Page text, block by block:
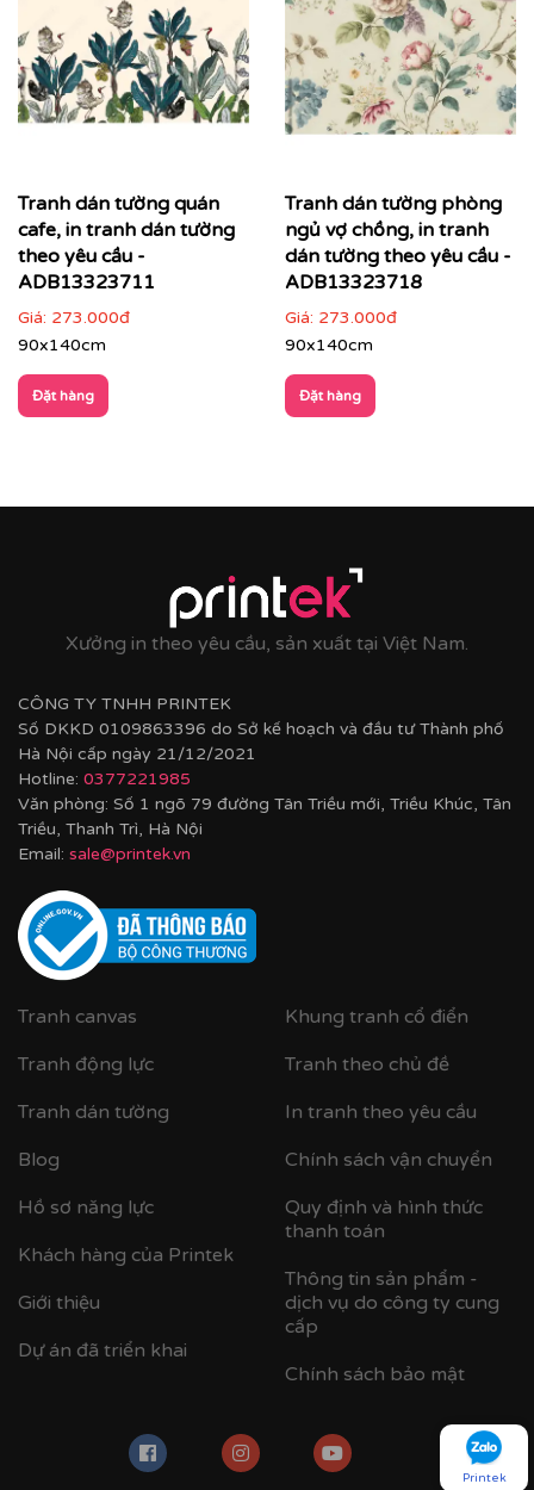
Tranh dán tường quán
cafe, in tranh dán tường
theo yêu cầu -
ADB13323711
Giá: 273.000đ
90x140cm
Đặt hàng
Tranh dán tường phòng
ngủ vợ chồng, in tranh
dán tường theo yêu cầu -
ADB13323718
Giá: 273.000đ
90x140cm
Đặt hàng
Xưởng in theo yêu cầu, sản xuất tại Việt Nam.
CÔNG TY TNHH PRINTEK
Số DKKD 0109863396 do Sở kế hoạch và đầu tư Thành phố
Hà Nội cấp ngày 21/12/2021
Hotline: 0377221985
Văn phòng: Số 1 ngõ 79 đường Tân Triều mới, Triều Khúc, Tân
Triều, Thanh Trì, Hà Nội
Email: sale@printek.vn
Tranh canvas
Tranh động lực
Tranh dán tường
Blog
Hồ sơ năng lực
Khách hàng của Printek
Giới thiệu
Dự án đã triển khai
Khung tranh cổ điển
Tranh theo chủ đề
In tranh theo yêu cầu
Chính sách vận chuyển
Quy định và hình thức
thanh toán
Thông tin sản phẩm -
dịch vụ do công ty cung
cấp
Chính sách bảo mật
Printek